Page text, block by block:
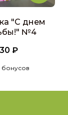
"С днем
№4
₽
бонусов